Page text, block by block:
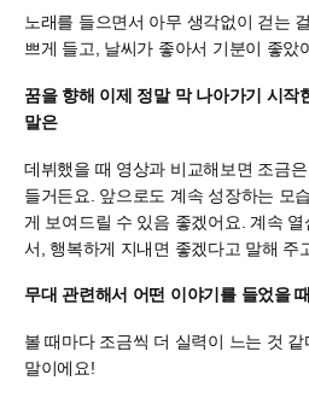
노래를 들으면서 아무 생각없이 걷는
쁘게 들고, 날씨가 좋아서 기분이 좋았
꿈을 향해 이제 정말 막 나아가기 시작
말은
데뷔했을 때 영상과 비교해보면 조금
들거든요. 앞으로도 계속 성장하는 모
게 보여드릴 수 있음 좋겠어요. 계속
서, 행복하게 지내면 좋겠다고 말해 주
무대 관련해서 어떤 이야기를 들었을
볼 때마다 조금씩 더 실력이 느는 것
말이에요!